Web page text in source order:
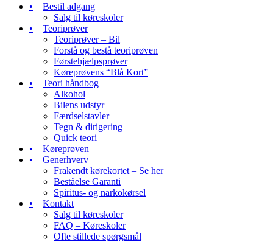
Bestil adgang
Salg til køreskoler
Teoriprøver
Teoriprøver – Bil
Forstå og bestå teoriprøven
Førstehjælpsprøver
Køreprøvens “Blå Kort”
Teori håndbog
Alkohol
Bilens udstyr
Færdselstavler
Tegn & dirigering
Quick teori
Køreprøven
Generhverv
Frakendt kørekortet – Se her
Beståelse Garanti
Spiritus- og narkokørsel
Kontakt
Salg til køreskoler
FAQ – Køreskoler
Ofte stillede spørgsmål